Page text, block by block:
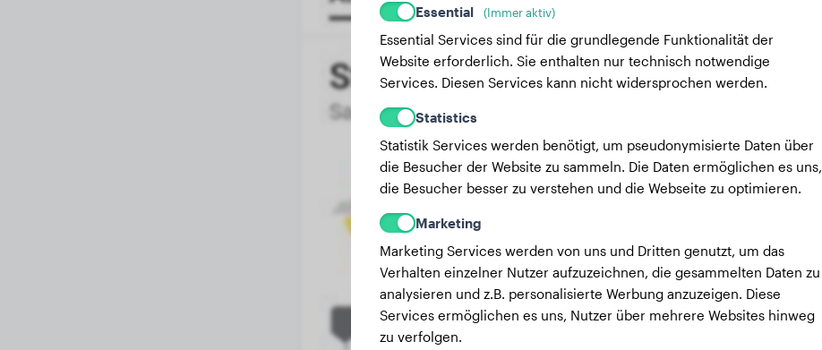
Essential (Immer aktiv)
Essential Services sind für die grundlegende Funktionalität der
Website erforderlich. Sie enthalten nur technisch notwendige
Services. Diesen Services kann nicht widersprochen werden.
Statistics
Statistik Services werden benötigt, um pseudonymisierte Daten über
die Besucher der Website zu sammeln. Die Daten ermöglichen es uns,
die Besucher besser zu verstehen und die Webseite zu optimieren.
Marketing
Marketing Services werden von uns und Dritten genutzt, um das
Verhalten einzelner Nutzer aufzuzeichnen, die gesammelten Daten zu
analysieren und z.B. personalisierte Werbung anzuzeigen. Diese
Services ermöglichen es uns, Nutzer über mehrere Websites hinweg
zu verfolgen.